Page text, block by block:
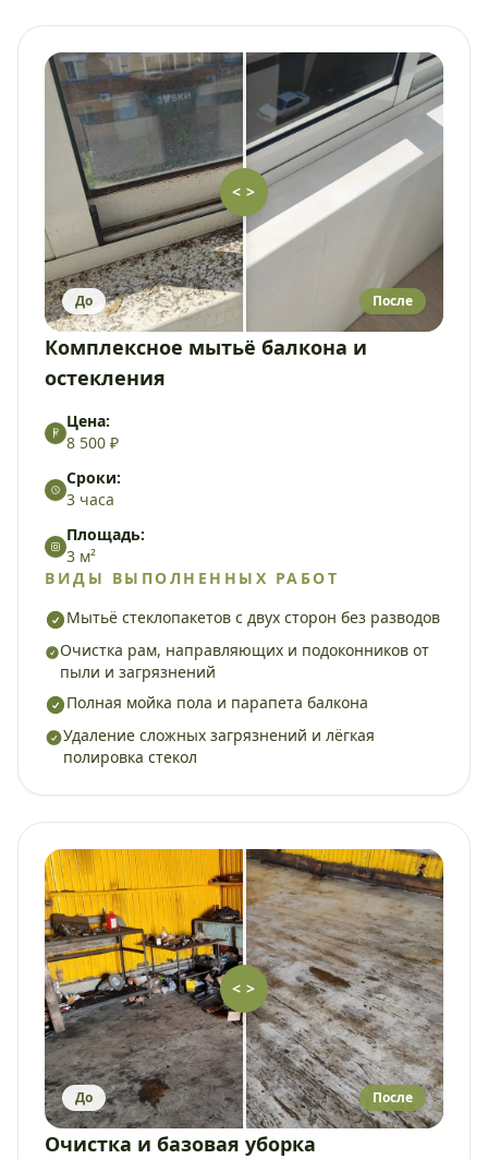
< >
До После
Комплексное мытьё балкона и
остекления
Цена:
8 500 ₽
Сроки:
3 часа
Площадь:
3 м²
ВИДЫ ВЫПОЛНЕННЫХ РАБОТ
Мытьё стеклопакетов с двух сторон без разводов
Очистка рам, направляющих и подоконников от
пыли и загрязнений
Полная мойка пола и парапета балкона
Удаление сложных загрязнений и лёгкая
полировка стекол
< >
До После
Очистка и базовая уборка